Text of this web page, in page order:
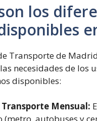
los
Transporte de
necesidades de los
disponibles:
Mensual: